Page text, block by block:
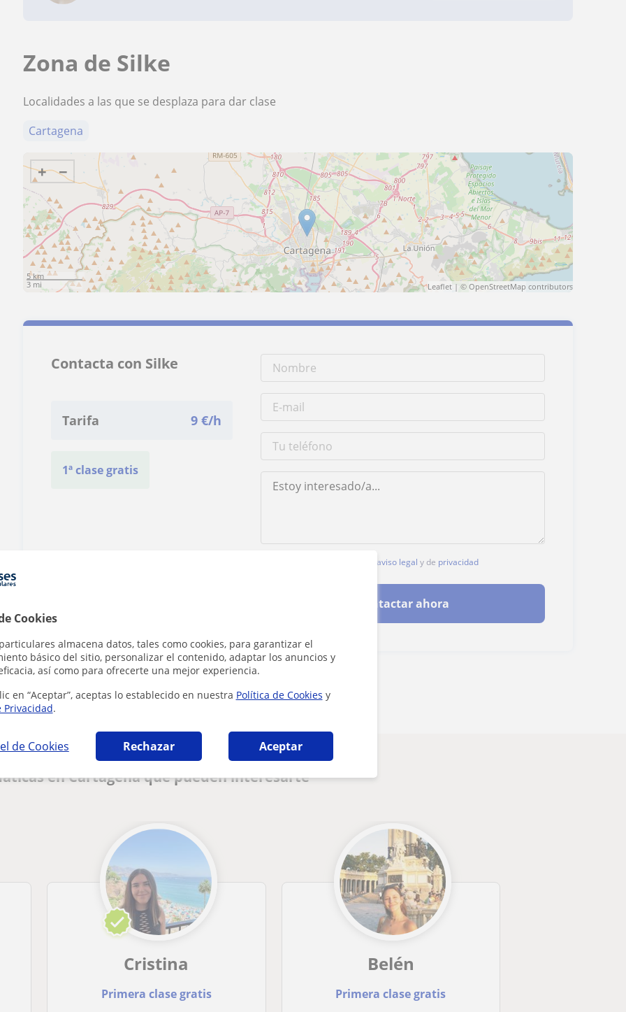
Cookies
almacena datos, tales como cookies, para garantizar el
básico del sitio, personalizar el contenido, adaptar los anuncios y
así como para ofrecerte una mejor experiencia.
en “Aceptar”, aceptas lo establecido en nuestra Política de Cookies y
Privacidad.
de Cookies Rechazar Aceptar
Zona de Silke
Localidades a las que se desplaza para dar clase
Cartagena
+ −
5 km
3 mi
Leaflet| © OpenStreetMap contributors
Contacta con Silke
Tarifa 9 €/h
1ª clase gratis
aviso legal y de privacidad
Contactar ahora
¿Hay algún error en este perfil?Cuéntanos
en Cartagena que pueden interesarte
Cristina
Primera clase gratis
Belén
Primera clase gratis